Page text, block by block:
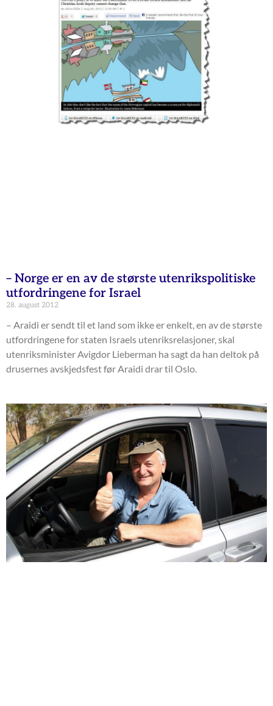
– Norge er en av de største utenrikspolitiske
utfordringene for Israel
28. august 2012
– Araidi er sendt til et land som ikke er enkelt, en av de største
utfordringene for staten Israels utenriksrelasjoner, skal
utenriksminister Avigdor Lieberman ha sagt da han deltok på
drusernes avskjedsfest før Araidi drar til Oslo.